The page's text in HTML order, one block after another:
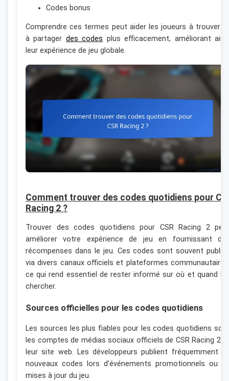
Codes bonus
Comprendre ces termes peut aider les joueurs à trouver
à partager des codes plus efficacement, améliorant
leur expérience de jeu globale.
Comment trouver des codes quotidiens pour
Racing 2 ?
Trouver des codes quotidiens pour CSR Racing 2
améliorer votre expérience de jeu en fournissant
récompenses dans le jeu. Ces codes sont souvent
via divers canaux officiels et plateformes
ce qui rend essentiel de rester informé sur où et quand
chercher.
Sources officielles pour les codes quotidiens
Les sources les plus fiables pour les codes quotidiens
les comptes de médias sociaux officiels de CSR Racing 2
leur site web. Les développeurs publient fréquemment
nouveaux codes lors d’événements promotionnels ou
mises à jour du jeu.